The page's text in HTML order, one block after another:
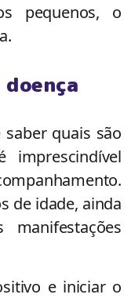
pequenos, o
quais são
de idade, ainda
e iniciar o